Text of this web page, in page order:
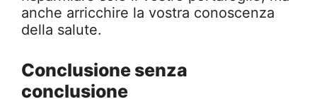
anche arricchire la vostra conoscenza
della salute.
Conclusione senza
conclusione